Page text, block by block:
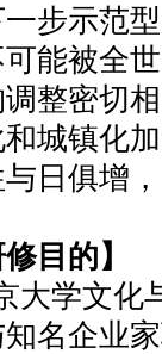
一步示范
可能被全
整密切
城镇化
日俱增
修目的】
大学文化
名企业